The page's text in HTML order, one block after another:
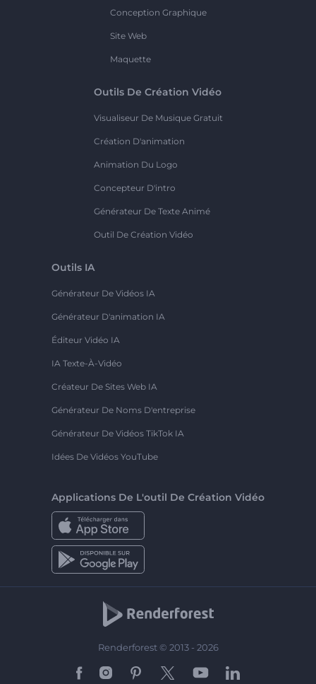
Conception Graphique
Site Web
Maquette
Outils De Création Vidéo
Visualiseur De Musique Gratuit
Création D'animation
Animation Du Logo
Concepteur D'intro
Générateur De Texte Animé
Outil De Création Vidéo
Outils IA
Générateur De Vidéos IA
Générateur D'animation IA
Éditeur Vidéo IA
IA Texte-À-Vidéo
Créateur De Sites Web IA
Générateur De Noms D'entreprise
Générateur De Vidéos TikTok IA
Idées De Vidéos YouTube
Applications De L'outil De Création Vidéo
Renderforest © 2013 - 2026